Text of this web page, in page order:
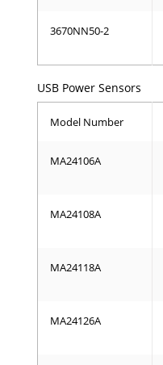
3670NN50-2
USB Power Sensors
Model Number
MA24106A
MA24108A
MA24118A
MA24126A